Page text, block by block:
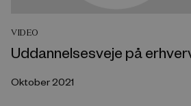
VIDEO
Uddannelsesveje på
Oktober 2021